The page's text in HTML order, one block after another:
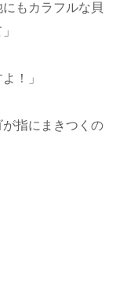
もカラフルな貝
！」
指にまきつくの